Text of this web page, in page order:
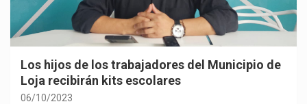
Los hijos de los trabajadores del Municipio de
Loja recibirán kits escolares
06/10/2023